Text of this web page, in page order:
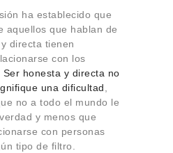
ha establecido que
aquellos que hablan de
directa tienen
con los
Ser honesta y directa no
una dificultad
no a todo el mundo le
y menos que
con personas
tipo de filtro.